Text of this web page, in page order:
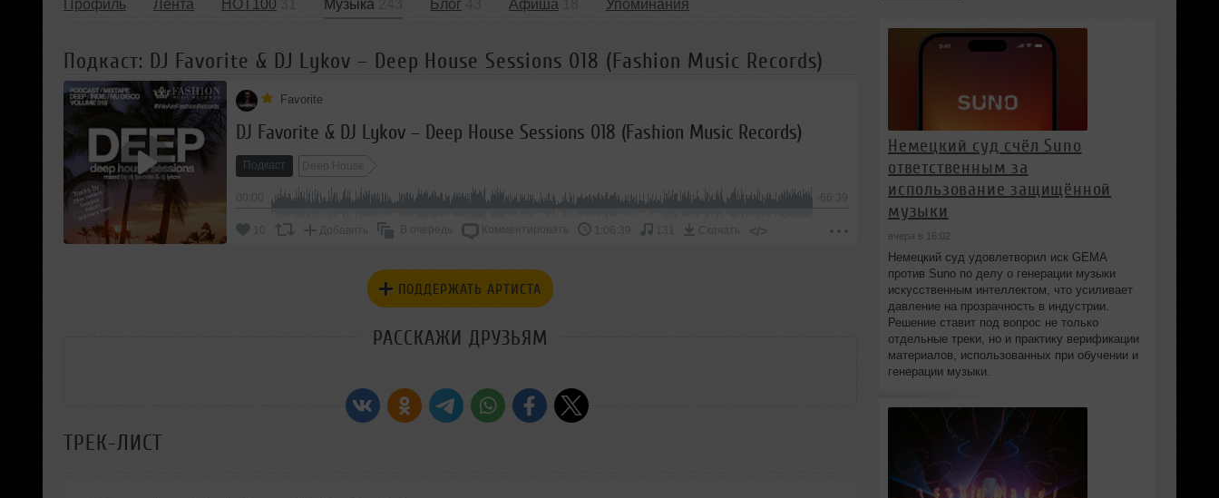
Профиль Лента HOT100 Музыка Блог Афиша Упоминания
Подкаст: DJ Favorite & DJ Lykov – Deep House Sessions 018 (Fashion Music Records)
Favorite
DJ Favorite & DJ Lykov – Deep House Sessions 018 (Fashion Music Records)
Подкаст Deep House
-66:39
Добавить В очередь Комментировать 1:06:39 131 Скачать </>
ПОДДЕРЖАТЬ АРТИСТА
РАССКАЖИ ДРУЗЬЯМ
ТРЕК-ЛИСТ
Немецкий суд счёл Suno
ответственным за
использование защищённой
музыки
вчера в 16:02
Немецкий суд удовлетворил иск GEMA
против Suno по делу о генерации музыки
искусственным интеллектом, что усиливает
давление на прозрачность в индустрии.
Решение ставит под вопрос не только
отдельные треки, но и практику верификации
материалов, использованных при обучении и
генерации музыки.